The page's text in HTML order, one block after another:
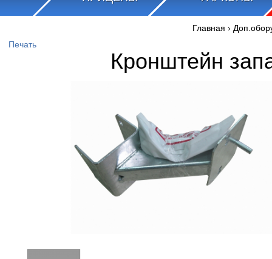
Главная ›
Печать
Кронштейн